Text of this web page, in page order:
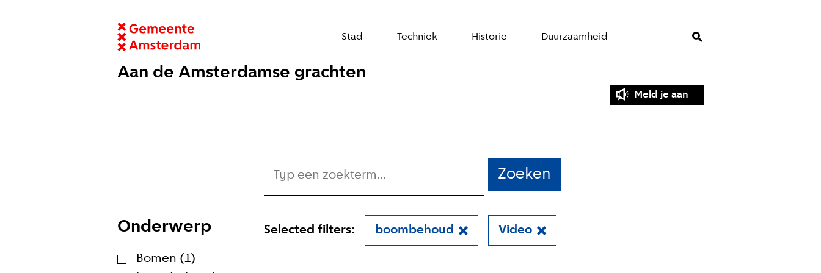
Aan de Amsterdamse grachten
Stad Techniek Historie Duurzaamheid
Meld je aan
Zoeken
Onderwerp
Bomen (1)
Selected filters: boombehoud Video